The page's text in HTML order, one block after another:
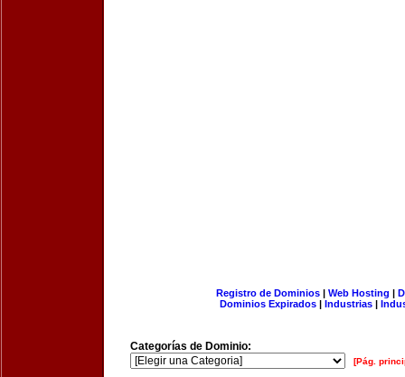
Registro de Dominios| Web Hosting |
Dominios Expirados | Industrias |
Categorías de Dominio:
[Pág.